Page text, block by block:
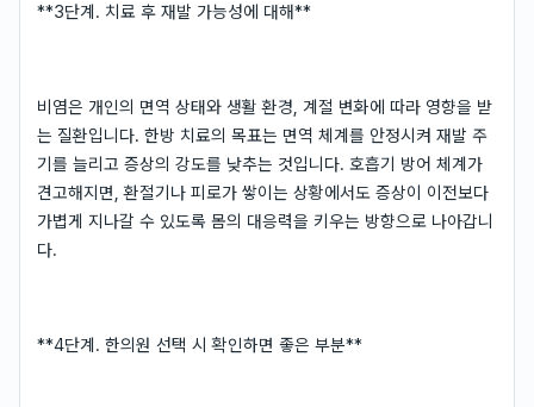
**3단계. 치료 후 재발 가능성에 대해**
비염은 개인의 면역 상태와 생활 환경, 계절 변화에 따라 영향을 받
는 질환입니다. 한방 치료의 목표는 면역 체계를 안정시켜 재발 주
기를 늘리고 증상의 강도를 낮추는 것입니다. 호흡기 방어 체계가
견고해지면, 환절기나 피로가 쌓이는 상황에서도 증상이 이전보다
가볍게 지나갈 수 있도록 몸의 대응력을 키우는 방향으로 나아갑니
다.
**4단계. 한의원 선택 시 확인하면 좋은 부분**